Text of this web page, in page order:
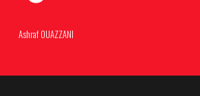
Ashraf OUAZZANI